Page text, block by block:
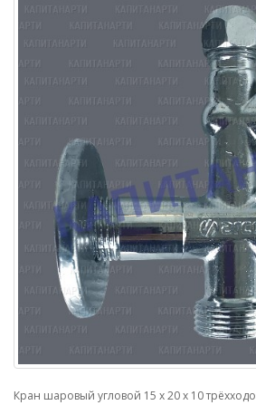
Кран шаровый угловой 15 х 20 х 10